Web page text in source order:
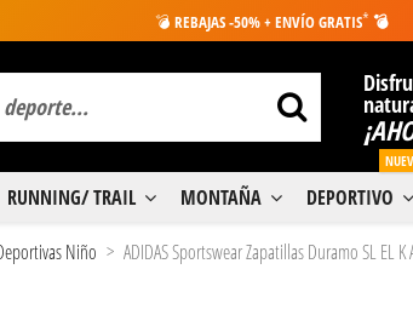
💣 REBAJAS -50% + ENVÍO GRATIS* 💣
RUNNING/ TRAIL MONTAÑA DEPORTIVO
Niño ADIDAS Sportswear Zapatillas Duramo SL EL